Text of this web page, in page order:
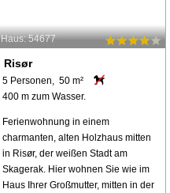
Haus: 54677
Risør
5 Personen, 50 m²
400 m zum Wasser.
Ferienwohnung in einem
charmanten, alten Holzhaus mitten
in Risør, der weißen Stadt am
Skagerak. Hier wohnen Sie wie im
Haus Ihrer Großmutter, mitten in der